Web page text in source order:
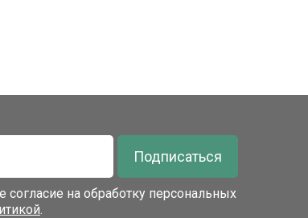
Подписаться
на обработку персональных
.